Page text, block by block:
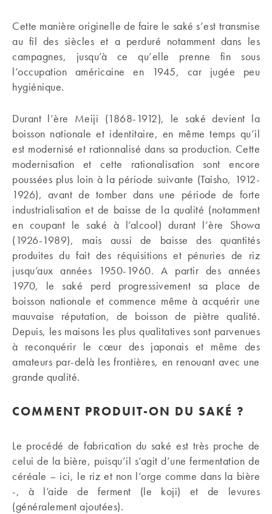
Cette manière originelle de faire le saké s’est transmise
au fil des siècles et a perduré notamment dans les
campagnes, jusqu’à ce qu’elle prenne fin sous
l’occupation américaine en 1945, car jugée peu
hygiénique.
Durant l’ère Meiji (1868-1912), le saké devient la
boisson nationale et identitaire, en même temps qu’il
est modernisé et rationnalisé dans sa production. Cette
modernisation et cette rationalisation sont encore
poussées plus loin à la période suivante (Taisho, 1912-
1926), avant de tomber dans une période de forte
industrialisation et de baisse de la qualité (notamment
en coupant le saké à l’alcool) durant l’ère Showa
(1926-1989), mais aussi de baisse des quantités
produites du fait des réquisitions et pénuries de riz
jusqu’aux années 1950-1960. A partir des années
1970, le saké perd progressivement sa place de
boisson nationale et commence même à acquérir une
mauvaise réputation, de boisson de piètre qualité.
Depuis, les maisons les plus qualitatives sont parvenues
à reconquérir le cœur des japonais et même des
amateurs par-delà les frontières, en renouant avec une
grande qualité.
COMMENT PRODUIT-ON DU SAKÉ ?
Le procédé de fabrication du saké est très proche de
celui de la bière, puisqu’il s’agit d’une fermentation de
céréale – ici, le riz et non l’orge comme dans la bière
-, à l’aide de ferment (le koji) et de levures
(généralement ajoutées).